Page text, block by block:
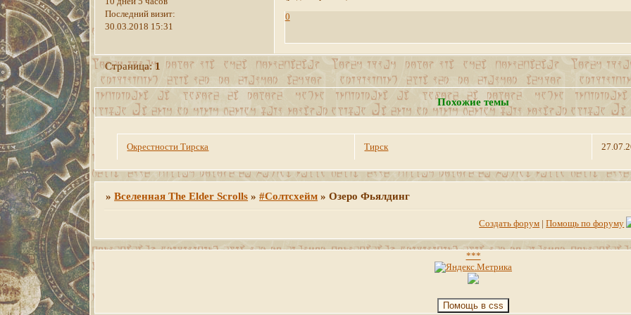
Последний визит:
30.03.2018 15:31
0
Страница:1
Похожие темы
Окрестности Тирска Тирск
»Вселенная The Elder Scrolls »#Солтсхейм »Озеро Фьялдинг
Создать форум |Помощь по форуму
***